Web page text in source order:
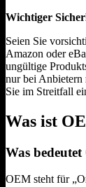
Wichtiger
Seien Sie
Amazon oder
ungültige
nur bei Anbietern
Sie im Streitfall
Was ist
Was
OEM steht für